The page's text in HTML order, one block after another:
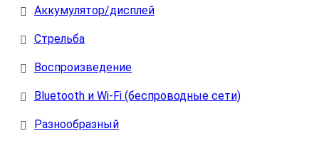
Аккумулятор/дисплей
Стрельба
Воспроизведение
Bluetooth и Wi-Fi (беспроводные сети)
Разнообразный